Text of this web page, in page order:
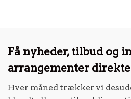
Få nyheder, tilbud og
arrangementer
Hver måned trækker vi